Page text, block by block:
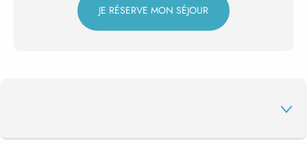
JE RÉSERVE MON SÉJOUR